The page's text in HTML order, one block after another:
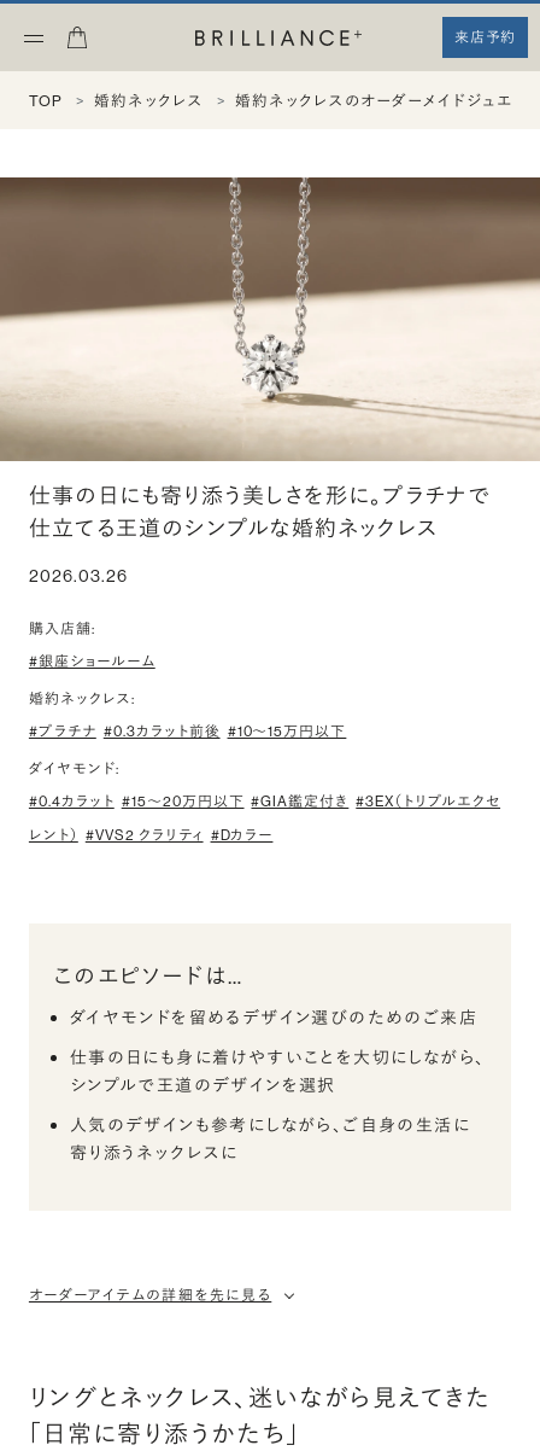
来店予約
TOP 婚約ネックレス 婚約ネックレスのオーダーメイドジュエリ
仕事の日にも寄り添う美しさを形に。プラチナで
仕立てる王道のシンプルな婚約ネックレス
2026.03.26
購入店舗:
#銀座ショールーム
婚約ネックレス:
#プラチナ #0.3カラット前後 #10〜15万円以下
ダイヤモンド:
#0.4カラット #15〜20万円以下 #GIA鑑定付き #3EX（トリプルエクセ
レント） #VVS2 クラリティ #Dカラー
このエピソードは…
ダイヤモンドを留めるデザイン選びのためのご来店
仕事の日にも身に着けやすいことを大切にしながら、
シンプルで王道のデザインを選択
人気のデザインも参考にしながら、ご自身の生活に
寄り添うネックレスに
オーダーアイテムの詳細を先に見る
リングとネックレス、迷いながら見えてきた
「日常に寄り添うかたち」